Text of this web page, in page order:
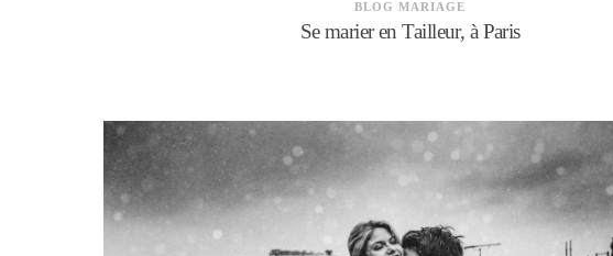
BLOG MARIAGE
Se marier en Tailleur, à Paris